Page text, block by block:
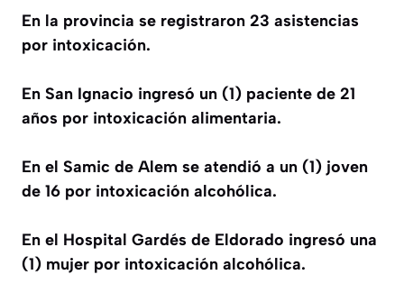
En la provincia se registraron 23 asistencias
por intoxicación.
En San Ignacio ingresó un (1) paciente de 21
años por intoxicación alimentaria.
En el Samic de Alem se atendió a un (1) joven
de 16 por intoxicación alcohólica.
En el Hospital Gardés de Eldorado ingresó una
(1) mujer por intoxicación alcohólica.